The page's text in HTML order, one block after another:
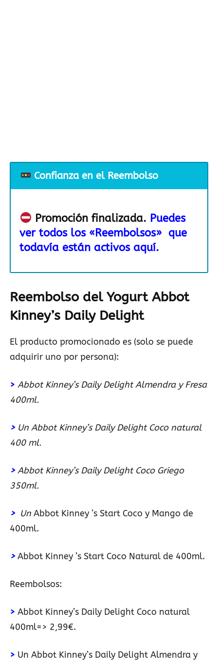
Confianza en el Reembolso
Promoción finalizada. Puedes
ver todos los «Reembolsos» que
todavía están activos aquí.
Reembolso del Yogurt Abbot
Kinney’s Daily Delight
El producto promocionado es (solo se puede
adquirir uno por persona):
> Abbot Kinney’s Daily Delight Almendra y Fresa
400ml.
> Un Abbot Kinney’s Daily Delight Coco natural
400 ml.
> Abbot Kinney’s Daily Delight Coco Griego
350ml.
> Un Abbot Kinney ’s Start Coco y Mango de
400ml.
> Abbot Kinney ’s Start Coco Natural de 400ml.
Reembolsos:
> Abbot Kinney’s Daily Delight Coco natural
400ml=> 2,99€.
> Un Abbot Kinney’s Daily Delight Almendra y